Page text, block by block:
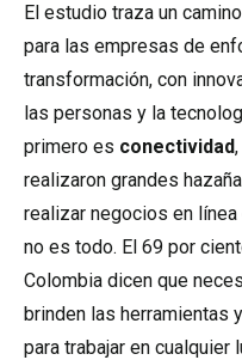
El estudio traza un
para las empresas de
transformación, con
las personas y la
primero es conectividad
realizaron grandes
realizar negocios en
no es todo. El 69 por
Colombia dicen que
brinden las herramientas
para trabajar en cualquier